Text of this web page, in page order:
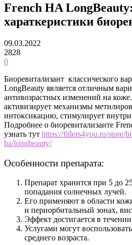
French HA
хараткеристики
09.03.2022
2828
0
Биоревитализант классического
LongBeauty является отличным
антивозрастных изменений на коже.
активизирует механизмы
интоксикацию, стимулирует
Подробнее о биоревитализанте
узнать тут https://fillers4you.ru/store/
ha/longbeauty/
Особенности препарата:
Препарат хранится при 5 до
попадания солнечных лучей.
Его применяют в области
и периорбитальный зонах,
Эффект достигается в
Услугами могут
среднего возраста.